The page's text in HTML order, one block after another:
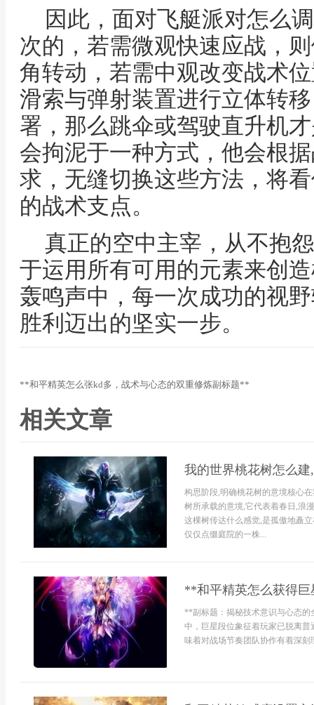
因此，面对飞艇派对怎么
次的，若需微观快速应战，
角转动，若需中观改变战术
滑索与弹射装置进行立体转
署，那么跳伞或驾驶直升机
会拘泥于一种方式，他会根
求，无缝切换这些方法，将
的战术支点。
真正的空中主宰，从不抱
于运用所有可用的元素来创
轰鸣声中，每一次成功的视
胜利迈出的坚实一步。
**和平精英怎么张kd多，战术与心态的双重修炼副标题**
相关文章
我的世界桃花树怎么
构思阶段,明确桃花树的意境核心
树所承载的意境,它代表着春日,浪
这棵树传达什么感觉,是孤傲地矗
仅仅点缀庭院的一株...
**和平精英怎么获得
**副标题：揭秘技术意识与心态
中，巨星段位象征着玩家已脱离
味着对战场节奏团队协作有着深刻